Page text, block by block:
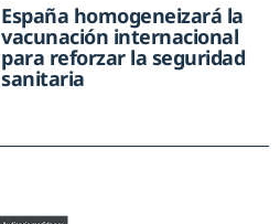
España homogeneizará la
vacunación internacional
para reforzar la seguridad
sanitaria